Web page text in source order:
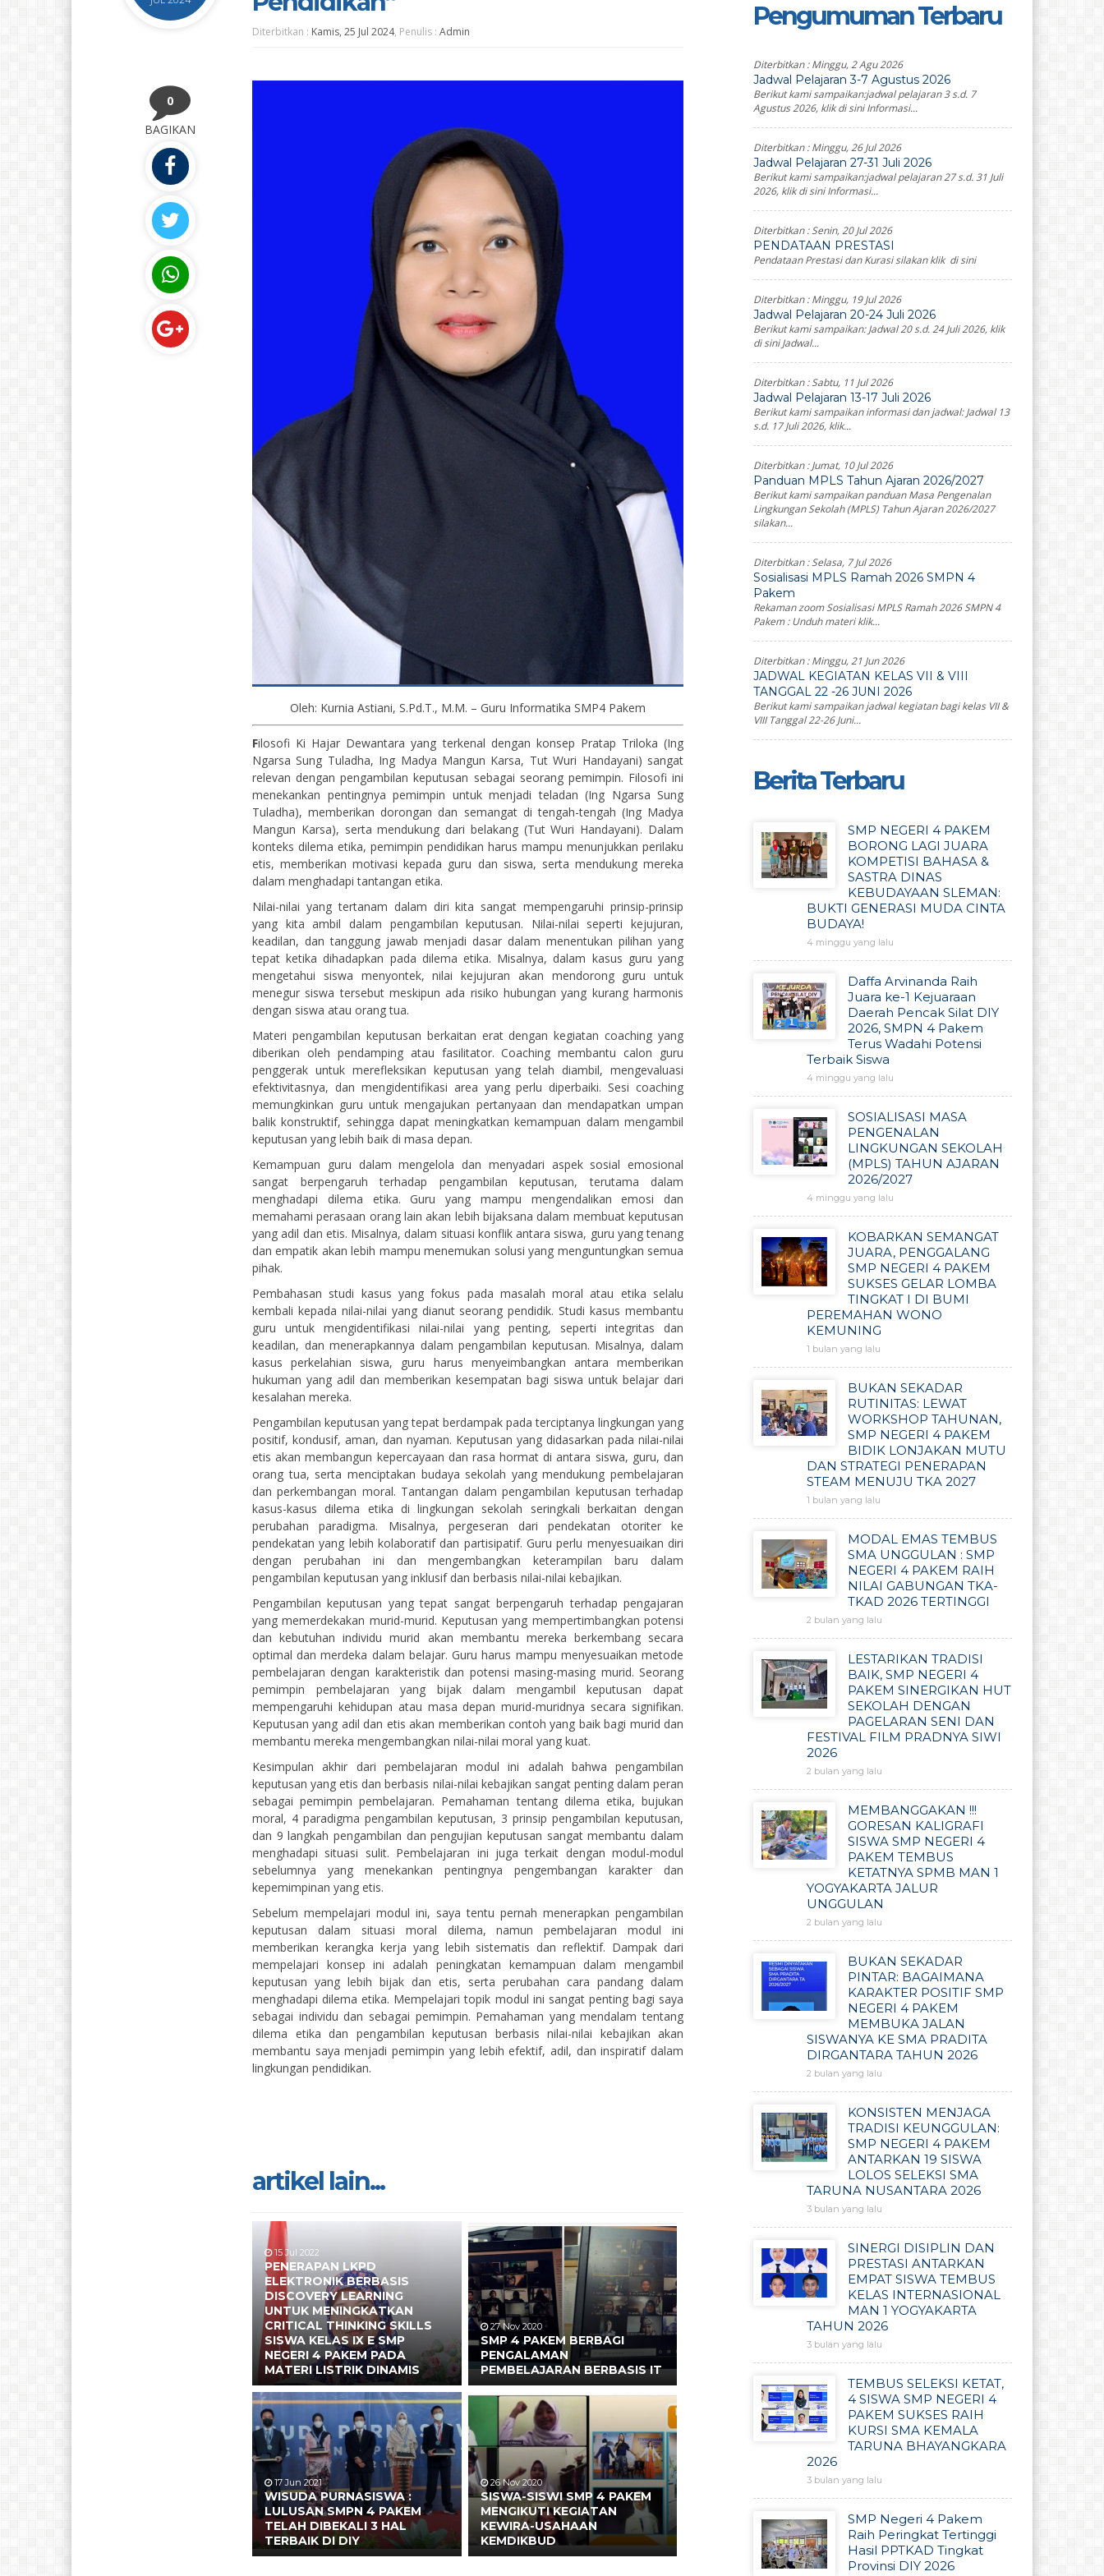
Diterbitkan : Kamis, 25 Jul 2024, Penulis : Admin
0
BAGIKAN
Oleh: Kurnia Astiani, S.Pd.T., M.M. – Guru Informatika SMP4 Pakem
Filosofi Ki Hajar Dewantara yang terkenal dengan konsep Pratap Triloka (Ing
Ngarsa Sung Tuladha, Ing Madya Mangun Karsa, Tut Wuri Handayani) sangat
relevan dengan pengambilan keputusan sebagai seorang pemimpin. Filosofi ini
menekankan pentingnya pemimpin untuk menjadi teladan (Ing Ngarsa Sung
Tuladha), memberikan dorongan dan semangat di tengah-tengah (Ing Madya
Mangun Karsa), serta mendukung dari belakang (Tut Wuri Handayani). Dalam
konteks dilema etika, pemimpin pendidikan harus mampu menunjukkan perilaku
etis, memberikan motivasi kepada guru dan siswa, serta mendukung mereka
dalam menghadapi tantangan etika.
Nilai-nilai yang tertanam dalam diri kita sangat mempengaruhi prinsip-prinsip
yang kita ambil dalam pengambilan keputusan. Nilai-nilai seperti kejujuran,
keadilan, dan tanggung jawab menjadi dasar dalam menentukan pilihan yang
tepat ketika dihadapkan pada dilema etika. Misalnya, dalam kasus guru yang
mengetahui siswa menyontek, nilai kejujuran akan mendorong guru untuk
menegur siswa tersebut meskipun ada risiko hubungan yang kurang harmonis
dengan siswa atau orang tua.
Materi pengambilan keputusan berkaitan erat dengan kegiatan coaching yang
diberikan oleh pendamping atau fasilitator. Coaching membantu calon guru
penggerak untuk merefleksikan keputusan yang telah diambil, mengevaluasi
efektivitasnya, dan mengidentifikasi area yang perlu diperbaiki. Sesi coaching
memungkinkan guru untuk mengajukan pertanyaan dan mendapatkan umpan
balik konstruktif, sehingga dapat meningkatkan kemampuan dalam mengambil
keputusan yang lebih baik di masa depan.
Kemampuan guru dalam mengelola dan menyadari aspek sosial emosional
sangat berpengaruh terhadap pengambilan keputusan, terutama dalam
menghadapi dilema etika. Guru yang mampu mengendalikan emosi dan
memahami perasaan orang lain akan lebih bijaksana dalam membuat keputusan
yang adil dan etis. Misalnya, dalam situasi konflik antara siswa, guru yang tenang
dan empatik akan lebih mampu menemukan solusi yang menguntungkan semua
pihak.
Pembahasan studi kasus yang fokus pada masalah moral atau etika selalu
kembali kepada nilai-nilai yang dianut seorang pendidik. Studi kasus membantu
guru untuk mengidentifikasi nilai-nilai yang penting, seperti integritas dan
keadilan, dan menerapkannya dalam pengambilan keputusan. Misalnya, dalam
kasus perkelahian siswa, guru harus menyeimbangkan antara memberikan
hukuman yang adil dan memberikan kesempatan bagi siswa untuk belajar dari
kesalahan mereka.
Pengambilan keputusan yang tepat berdampak pada terciptanya lingkungan yang
positif, kondusif, aman, dan nyaman. Keputusan yang didasarkan pada nilai-nilai
etis akan membangun kepercayaan dan rasa hormat di antara siswa, guru, dan
orang tua, serta menciptakan budaya sekolah yang mendukung pembelajaran
dan perkembangan moral. Tantangan dalam pengambilan keputusan terhadap
kasus-kasus dilema etika di lingkungan sekolah seringkali berkaitan dengan
perubahan paradigma. Misalnya, pergeseran dari pendekatan otoriter ke
pendekatan yang lebih kolaboratif dan partisipatif. Guru perlu menyesuaikan diri
dengan perubahan ini dan mengembangkan keterampilan baru dalam
pengambilan keputusan yang inklusif dan berbasis nilai-nilai kebajikan.
Pengambilan keputusan yang tepat sangat berpengaruh terhadap pengajaran
yang memerdekakan murid-murid. Keputusan yang mempertimbangkan potensi
dan kebutuhan individu murid akan membantu mereka berkembang secara
optimal dan merdeka dalam belajar. Guru harus mampu menyesuaikan metode
pembelajaran dengan karakteristik dan potensi masing-masing murid. Seorang
pemimpin pembelajaran yang bijak dalam mengambil keputusan dapat
mempengaruhi kehidupan atau masa depan murid-muridnya secara signifikan.
Keputusan yang adil dan etis akan memberikan contoh yang baik bagi murid dan
membantu mereka mengembangkan nilai-nilai moral yang kuat.
Kesimpulan akhir dari pembelajaran modul ini adalah bahwa pengambilan
keputusan yang etis dan berbasis nilai-nilai kebajikan sangat penting dalam peran
sebagai pemimpin pembelajaran. Pemahaman tentang dilema etika, bujukan
moral, 4 paradigma pengambilan keputusan, 3 prinsip pengambilan keputusan,
dan 9 langkah pengambilan dan pengujian keputusan sangat membantu dalam
menghadapi situasi sulit. Pembelajaran ini juga terkait dengan modul-modul
sebelumnya yang menekankan pentingnya pengembangan karakter dan
kepemimpinan yang etis.
Sebelum mempelajari modul ini, saya tentu pernah menerapkan pengambilan
keputusan dalam situasi moral dilema, namun pembelajaran modul ini
memberikan kerangka kerja yang lebih sistematis dan reflektif. Dampak dari
mempelajari konsep ini adalah peningkatan kemampuan dalam mengambil
keputusan yang lebih bijak dan etis, serta perubahan cara pandang dalam
menghadapi dilema etika. Mempelajari topik modul ini sangat penting bagi saya
sebagai individu dan sebagai pemimpin. Pemahaman yang mendalam tentang
dilema etika dan pengambilan keputusan berbasis nilai-nilai kebajikan akan
membantu saya menjadi pemimpin yang lebih efektif, adil, dan inspiratif dalam
lingkungan pendidikan.
artikel lain...
15 Jul 2022
PENERAPAN LKPD
ELEKTRONIK BERBASIS
DISCOVERY LEARNING
UNTUK MENINGKATKAN
CRITICAL THINKING SKILLS
SISWA KELAS IX E SMP
NEGERI 4 PAKEM PADA
MATERI LISTRIK DINAMIS
27 Nov 2020
SMP 4 PAKEM BERBAGI
PENGALAMAN
PEMBELAJARAN BERBASIS IT
17 Jun 2021
WISUDA PURNASISWA :
LULUSAN SMPN 4 PAKEM
TELAH DIBEKALI 3 HAL
TERBAIK DI DIY
26 Nov 2020
SISWA-SISWI SMP 4 PAKEM
MENGIKUTI KEGIATAN
KEWIRA-USAHAAN
KEMDIKBUD
Pengumuman Terbaru
Diterbitkan :Minggu, 2 Agu 2026
Jadwal Pelajaran 3-7 Agustus 2026
Berikut kami sampaikan:jadwal pelajaran 3 s.d. 7
Agustus 2026, klik di sini Informasi...
Diterbitkan :Minggu, 26 Jul 2026
Jadwal Pelajaran 27-31 Juli 2026
Berikut kami sampaikan:jadwal pelajaran 27 s.d. 31 Juli
2026, klik di sini Informasi...
Diterbitkan :Senin, 20 Jul 2026
PENDATAAN PRESTASI
Pendataan Prestasi dan Kurasi silakan klik di sini
Diterbitkan :Minggu, 19 Jul 2026
Jadwal Pelajaran 20-24 Juli 2026
Berikut kami sampaikan: Jadwal 20 s.d. 24 Juli 2026, klik
di sini Jadwal...
Diterbitkan :Sabtu, 11 Jul 2026
Jadwal Pelajaran 13-17 Juli 2026
Berikut kami sampaikan informasi dan jadwal: Jadwal 13
s.d. 17 Juli 2026, klik...
Diterbitkan :Jumat, 10 Jul 2026
Panduan MPLS Tahun Ajaran 2026/2027
Berikut kami sampaikan panduan Masa Pengenalan
Lingkungan Sekolah (MPLS) Tahun Ajaran 2026/2027
silakan...
Diterbitkan :Selasa, 7 Jul 2026
Sosialisasi MPLS Ramah 2026 SMPN 4
Pakem
Rekaman zoom Sosialisasi MPLS Ramah 2026 SMPN 4
Pakem : Unduh materi klik...
Diterbitkan :Minggu, 21 Jun 2026
JADWAL KEGIATAN KELAS VII & VIII
TANGGAL 22 -26 JUNI 2026
Berikut kami sampaikan jadwal kegiatan bagi kelas VII &
VIII Tanggal 22-26 Juni...
Berita Terbaru
SMP NEGERI 4 PAKEM
BORONG LAGI JUARA
KOMPETISI BAHASA &
SASTRA DINAS
KEBUDAYAAN SLEMAN:
BUKTI GENERASI MUDA CINTA
BUDAYA!
4 minggu yang lalu
Daffa Arvinanda Raih
Juara ke-1 Kejuaraan
Daerah Pencak Silat DIY
2026, SMPN 4 Pakem
Terus Wadahi Potensi
Terbaik Siswa
4 minggu yang lalu
SOSIALISASI MASA
PENGENALAN
LINGKUNGAN SEKOLAH
(MPLS) TAHUN AJARAN
2026/2027
4 minggu yang lalu
KOBARKAN SEMANGAT
JUARA, PENGGALANG
SMP NEGERI 4 PAKEM
SUKSES GELAR LOMBA
TINGKAT I DI BUMI
PEREMAHAN WONO
KEMUNING
1 bulan yang lalu
BUKAN SEKADAR
RUTINITAS: LEWAT
WORKSHOP TAHUNAN,
SMP NEGERI 4 PAKEM
BIDIK LONJAKAN MUTU
DAN STRATEGI PENERAPAN
STEAM MENUJU TKA 2027
1 bulan yang lalu
MODAL EMAS TEMBUS
SMA UNGGULAN : SMP
NEGERI 4 PAKEM RAIH
NILAI GABUNGAN TKA-
TKAD 2026 TERTINGGI
2 bulan yang lalu
LESTARIKAN TRADISI
BAIK, SMP NEGERI 4
PAKEM SINERGIKAN HUT
SEKOLAH DENGAN
PAGELARAN SENI DAN
FESTIVAL FILM PRADNYA SIWI
2026
2 bulan yang lalu
MEMBANGGAKAN !!!
GORESAN KALIGRAFI
SISWA SMP NEGERI 4
PAKEM TEMBUS
KETATNYA SPMB MAN 1
YOGYAKARTA JALUR
UNGGULAN
2 bulan yang lalu
BUKAN SEKADAR
PINTAR: BAGAIMANA
KARAKTER POSITIF SMP
NEGERI 4 PAKEM
MEMBUKA JALAN
SISWANYA KE SMA PRADITA
DIRGANTARA TAHUN 2026
2 bulan yang lalu
KONSISTEN MENJAGA
TRADISI KEUNGGULAN:
SMP NEGERI 4 PAKEM
ANTARKAN 19 SISWA
LOLOS SELEKSI SMA
TARUNA NUSANTARA 2026
3 bulan yang lalu
SINERGI DISIPLIN DAN
PRESTASI ANTARKAN
EMPAT SISWA TEMBUS
KELAS INTERNASIONAL
MAN 1 YOGYAKARTA
TAHUN 2026
3 bulan yang lalu
TEMBUS SELEKSI KETAT,
4 SISWA SMP NEGERI 4
PAKEM SUKSES RAIH
KURSI SMA KEMALA
TARUNA BHAYANGKARA
2026
3 bulan yang lalu
SMP Negeri 4 Pakem
Raih Peringkat Tertinggi
Hasil PPTKAD Tingkat
Provinsi DIY 2026